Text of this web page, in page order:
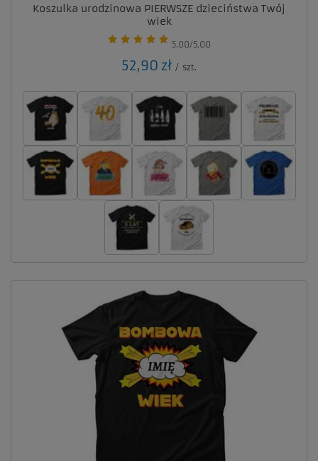
Koszulka urodzinowa PIERWSZE dzieciństwa Twój
wiek
5.00/5.00
52,90 zł / szt.